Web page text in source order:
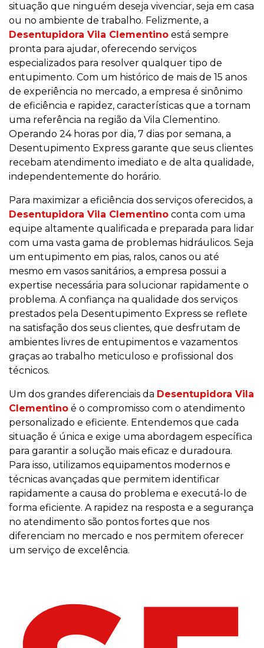
situação que ninguém deseja vivenciar, seja em casa
ou no ambiente de trabalho. Felizmente, a
Desentupidora Vila Clementino está sempre
pronta para ajudar, oferecendo serviços
especializados para resolver qualquer tipo de
entupimento. Com um histórico de mais de 15 anos
de experiência no mercado, a empresa é sinônimo
de eficiência e rapidez, características que a tornam
uma referência na região da Vila Clementino.
Operando 24 horas por dia, 7 dias por semana, a
Desentupimento Express garante que seus clientes
recebam atendimento imediato e de alta qualidade,
independentemente do horário.
Para maximizar a eficiência dos serviços oferecidos, a
Desentupidora Vila Clementino conta com uma
equipe altamente qualificada e preparada para lidar
com uma vasta gama de problemas hidráulicos. Seja
um entupimento em pias, ralos, canos ou até
mesmo em vasos sanitários, a empresa possui a
expertise necessária para solucionar rapidamente o
problema. A confiança na qualidade dos serviços
prestados pela Desentupimento Express se reflete
na satisfação dos seus clientes, que desfrutam de
ambientes livres de entupimentos e vazamentos
graças ao trabalho meticuloso e profissional dos
técnicos.
Um dos grandes diferenciais da Desentupidora Vila
Clementino é o compromisso com o atendimento
personalizado e eficiente. Entendemos que cada
situação é única e exige uma abordagem específica
para garantir a solução mais eficaz e duradoura.
Para isso, utilizamos equipamentos modernos e
técnicas avançadas que permitem identificar
rapidamente a causa do problema e executá-lo de
forma eficiente. A rapidez na resposta e a segurança
no atendimento são pontos fortes que nos
diferenciam no mercado e nos permitem oferecer
um serviço de excelência.